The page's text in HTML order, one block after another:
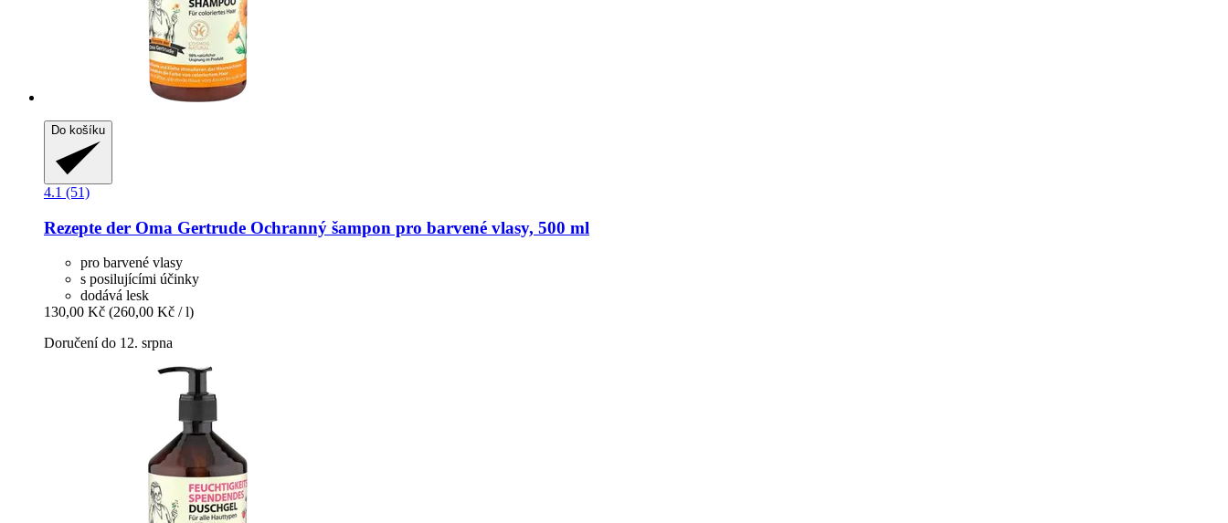
Do košíku
4.1 (51)
Rezepte der Oma Gertrude Ochranný šampon pro barvené vlasy, 500 ml
pro barvené vlasy
s posilujícími účinky
dodává lesk
130,00 Kč (260,00 Kč / l)
Doručení do 12. srpna